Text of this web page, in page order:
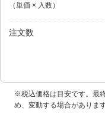
（単価 × 入数）
注文数
※税込価格は目安です。最
め、変動する場合があります